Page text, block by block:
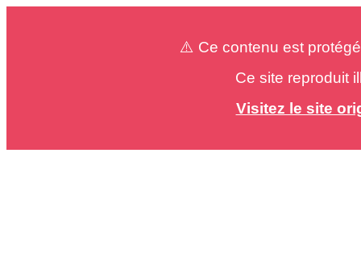
⚠️ Ce contenu est
Ce site reproduit
Visitez le site